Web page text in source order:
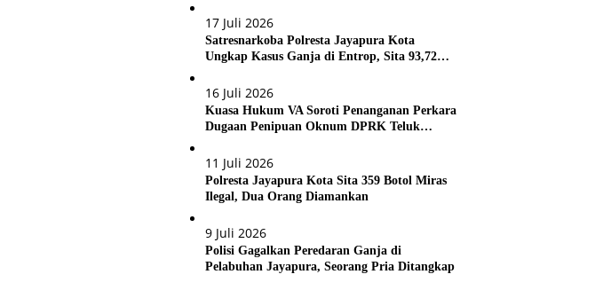
17 Juli 2026
Satresnarkoba Polresta Jayapura Kota
Ungkap Kasus Ganja di Entrop, Sita 93,72
16 Juli 2026
Kuasa Hukum VA Soroti Penanganan Perkara
Dugaan Penipuan Oknum DPRK Teluk
11 Juli 2026
Polresta Jayapura Kota Sita 359 Botol Miras
Ilegal, Dua Orang Diamankan
9 Juli 2026
Polisi Gagalkan Peredaran Ganja di
Pelabuhan Jayapura, Seorang Pria Ditangkap